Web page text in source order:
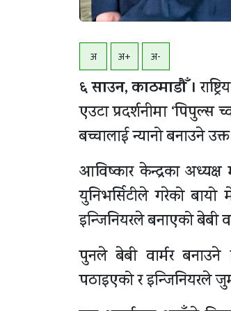
अ अ+ अ-
६ साउन, काठमाडाैँ ।
एउटा प्रदर्शनीमा ‘पिपुल्स
बच्चालाई न्यानो बनाउने
आविष्कार केन्द्रका
युनिभर्सिटीले गरेको बायो
इन्जिनियरले बनाएको बेबी
पुनले बेबी वार्मर बनाउने
पठाइएको र इन्जिनियरले